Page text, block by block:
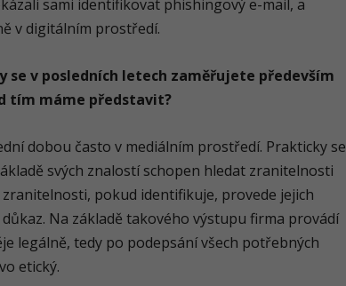
sami identifikovat phishingový e-mail, a
v digitálním prostředí.
se v posledních letech zaměřujete především
tím máme představit?
dobou často v mediálním prostředí. Prakticky se
svých znalostí schopen hledat zranitelnosti
pokud identifikuje, provede jejich
Na základě takového výstupu firma provádí
legálně, tedy po podepsání všech potřebných
etický.